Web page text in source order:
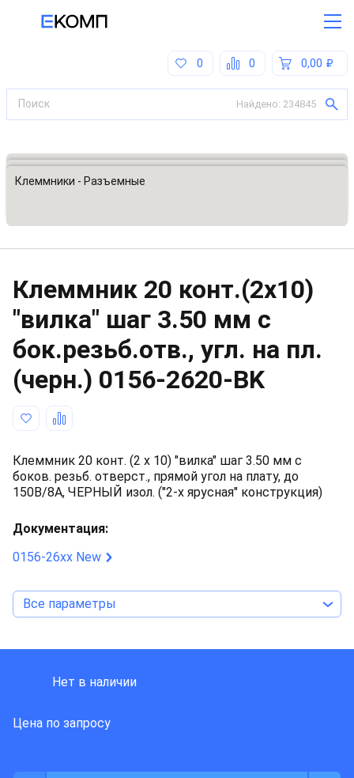
0,00
0
0
Найдено: 234845
Все категории
Разъемы, соединители
Клеммники - Разъемные
Клеммник 20 конт.(2x10)
"вилка" шаг 3.50 мм с
бок.резьб.отв., угл. на пл.
(черн.) 0156-2620-BK
Клеммник 20 конт. (2 x 10) "вилка" шаг 3.50 мм с
боков. резьб. отверст., прямой угол на плату, до
150В/8А, ЧЕРНЫЙ изол. ("2-х ярусная" конструкция)
Документация:
0156-26xx New
Все параметры
DINKLE INTERNATIONAL
Нет в наличии
Цена по запросу